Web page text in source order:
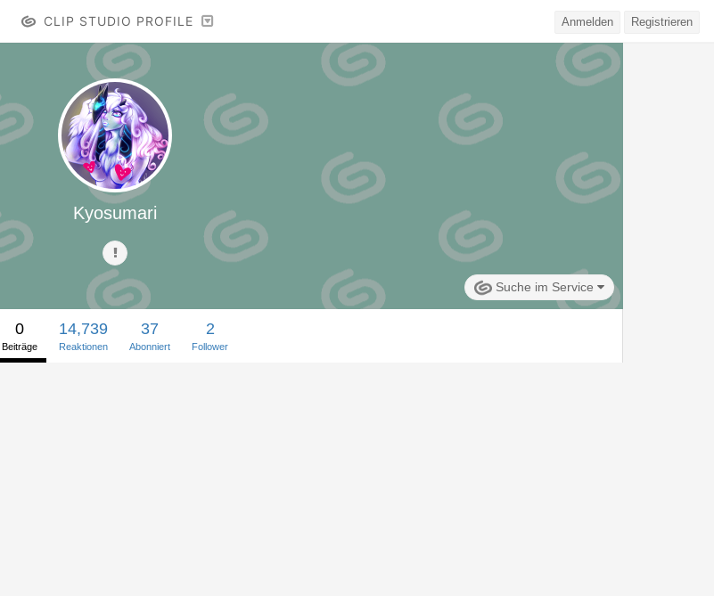
CLIP STUDIO PROFILE Anmelden Registrieren
Kyosumari
Suche im Service
0
Beiträge
14,739
Reaktionen
37
Abonniert
2
Follower